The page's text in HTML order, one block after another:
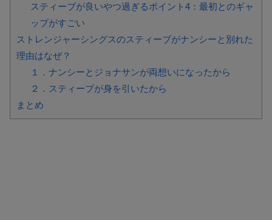
スティーブが良いやつ過ぎるポイント4：最初とのギャ
ップがすごい
ストレンジャーシングスのスティーブがナンシーと別れた
理由はなぜ？
１．ナンシーとジョナサンが両想いになったから
２．スティーブが身を引いたから
まとめ